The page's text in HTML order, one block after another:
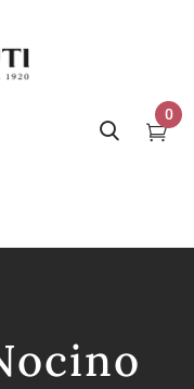
0